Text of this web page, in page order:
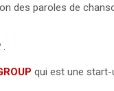
des paroles de
.
qui est une